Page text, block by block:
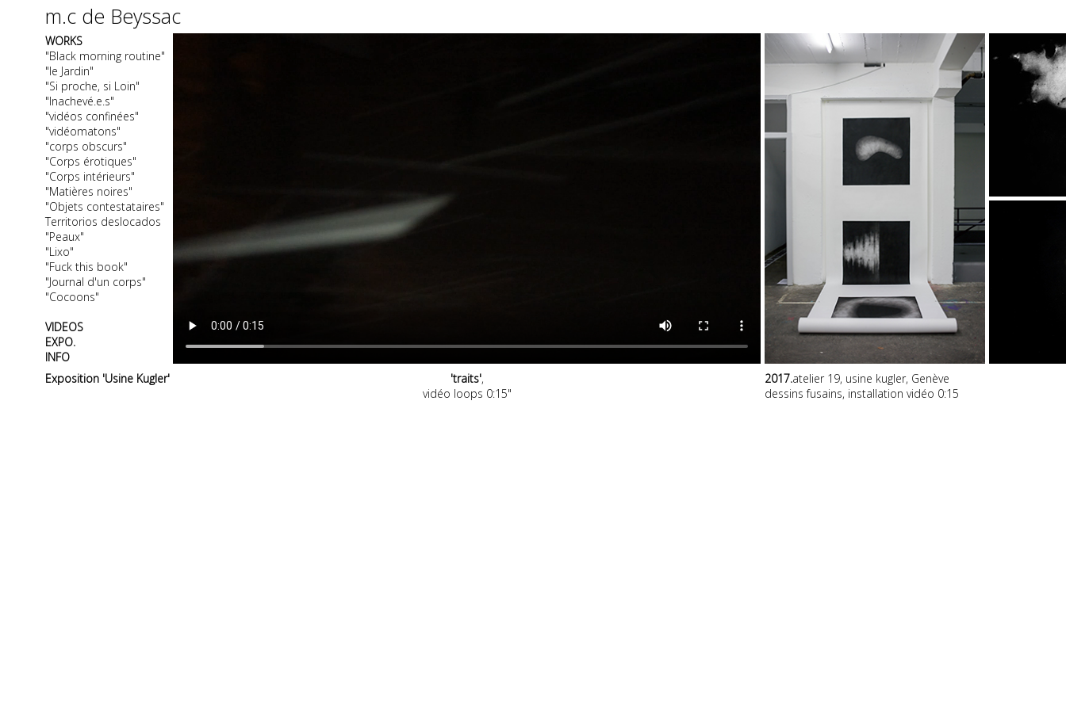
m.c de Beyssac
WORKS
"Black morning routine"
"le Jardin"
"Si proche, si Loin"
"Inachevé.e.s"
"vidéos confinées"
"vidéomatons"
"corps obscurs"
"Corps érotiques"
"Corps intérieurs"
"Matières noires"
"Objets contestataires"
Territorios deslocados
"Peaux"
"Lixo"
"Fuck this book"
"Journal d'un corps"
"Cocoons"
VIDEOS
EXPO.
INFO
Exposition 'Usine Kugler'
'traits',
vidéo loops 0:15"
2017.atelier 19, usine kugler, Genève
dessins fusains, installation vidéo 0:15